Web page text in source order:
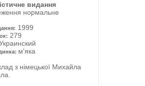
видання
нормальне
1999
279
м'яка
з німецької Михайла